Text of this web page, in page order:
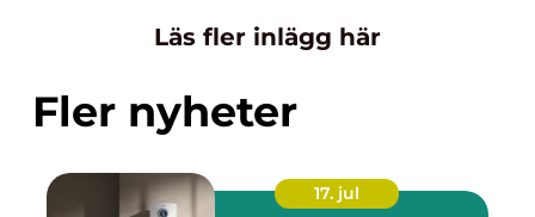
Läs fler inlägg här
Fler nyheter
17. jul